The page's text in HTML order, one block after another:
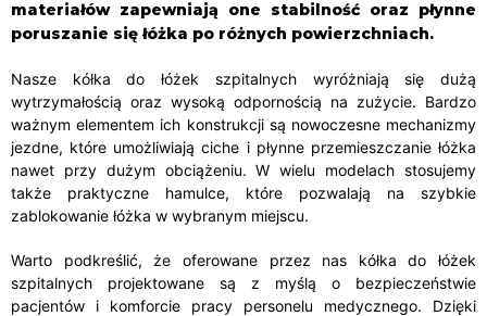
materiałów zapewniają one stabilność oraz płynne
poruszanie się łóżka po różnych powierzchniach.
Nasze kółka do łóżek szpitalnych wyróżniają się dużą
wytrzymałością oraz wysoką odpornością na zużycie. Bardzo
ważnym elementem ich konstrukcji są nowoczesne mechanizmy
jezdne, które umożliwiają ciche i płynne przemieszczanie łóżka
nawet przy dużym obciążeniu. W wielu modelach stosujemy
także praktyczne hamulce, które pozwalają na szybkie
zablokowanie łóżka w wybranym miejscu.
Warto podkreślić, że oferowane przez nas kółka do łóżek
szpitalnych projektowane są z myślą o bezpieczeństwie
pacjentów i komforcie pracy personelu medycznego. Dzięki